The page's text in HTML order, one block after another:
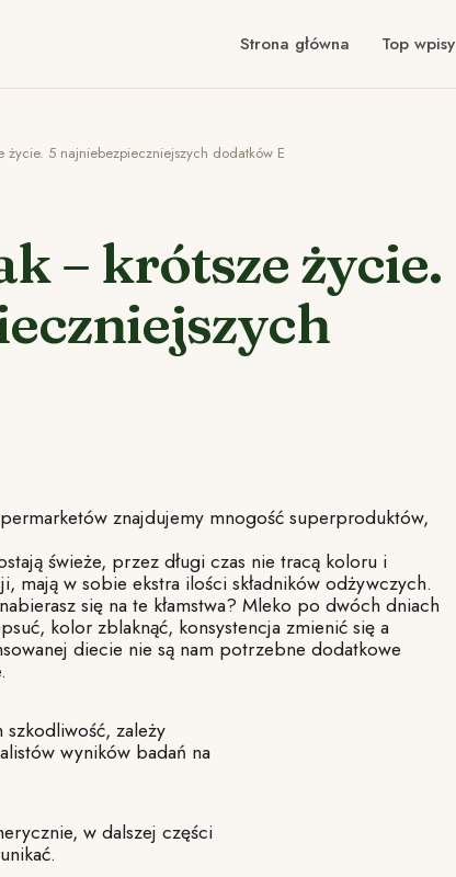
Strona główna Top wpisy
życie. 5 najniebezpieczniejszych dodatków E
– krótsze życie.
znajdujemy mnogość superproduktów,
świeże, przez długi czas nie tracą koloru i
mają w sobie ekstra ilości składników odżywczych.
się na te kłamstwa? Mleko po dwóch dniach
kolor zblaknąć, konsystencja zmienić się a
diecie nie są nam potrzebne dodatkowe
zależy
wyników badań na
w dalszej części